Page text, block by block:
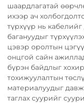
шаардлагатай
ихээр ач
түрхүүр нь
багануудыг
цэвэр оролтын
онцгой сайн
бүрэн байдлыг
тохижуулалтын
материалуудыг
таглах суурийг